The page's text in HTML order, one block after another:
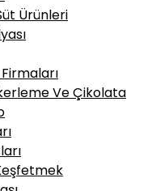
Ürünleri
Ve Çikolata